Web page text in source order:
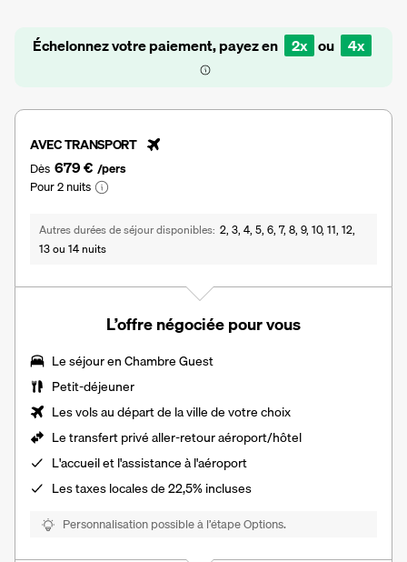
Échelonnez votre paiement, payez en 2x ou 4x
AVEC TRANSPORT
Dès 679 € /pers
Pour 2 nuits
Autres durées de séjour disponibles 2, 3, 4, 5, 6, 7, 8, 9, 10, 11, 12,
13 ou 14 nuits
L’offre négociée pour vous
Le séjour enChambre Guest
Petit-déjeuner
Les vols au départ de la ville de votre choix
Le transfert privé aller-retour aéroport/hôtel
L'accueil et l'assistance à l'aéroport
Lestaxes locales de 22,5%incluses
Personnalisation possible à l’étape Options.